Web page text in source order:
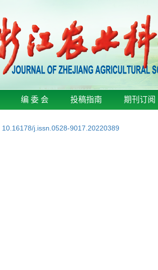
编 委 会 投稿指南 期刊订阅
10.16178/j.issn.0528-9017.20220389